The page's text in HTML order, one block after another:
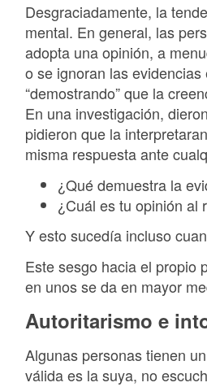
Desgraciadamente, la
mental. En general, las
adopta una opinión, a
o se ignoran las
“demostrando” que la
En una investigación,
pidieron que la
misma respuesta ante
¿Qué demuestra la
¿Cuál es tu opinión al
Y esto sucedía incluso
Este sesgo hacia el propio
en unos se da en mayor
Autoritarismo e
Algunas personas tienen
válida es la suya, no